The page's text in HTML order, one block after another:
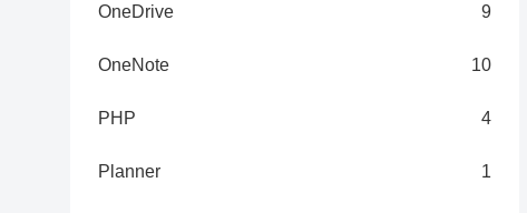
OneDrive 9
OneNote 10
PHP 4
Planner 1